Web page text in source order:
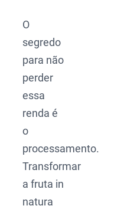
O
segredo
para não
perder
essa
renda é
o
processamento.
Transformar
a fruta in
natura